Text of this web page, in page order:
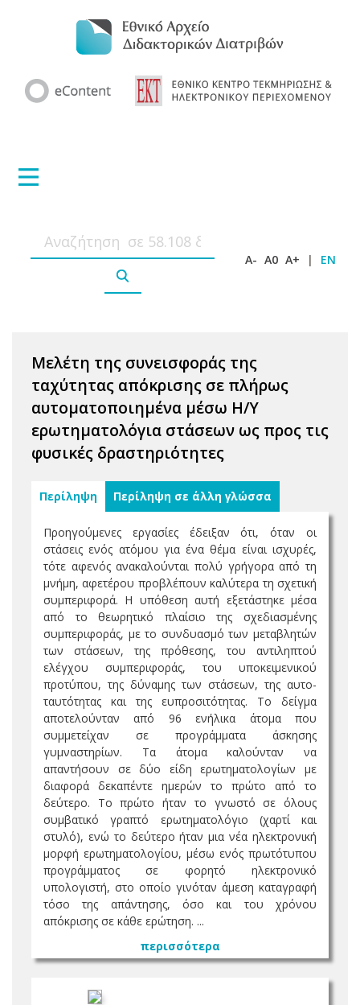
A- A0 A+ | EN
Μελέτη της συνεισφοράς της
ταχύτητας απόκρισης σε πλήρως
αυτοματοποιημένα μέσω Η/Υ
ερωτηματολόγια στάσεων ως προς τις
φυσικές δραστηριότητες
Περίληψη Περίληψη σε άλλη γλώσσα
Προηγούμενες εργασίες έδειξαν ότι, όταν οι
στάσεις ενός ατόμου για ένα θέμα είναι ισχυρές,
τότε αφενός ανακαλούνται πολύ γρήγορα από τη
μνήμη, αφετέρου προβλέπουν καλύτερα τη σχετική
συμπεριφορά. Η υπόθεση αυτή εξετάστηκε μέσα
από το θεωρητικό πλαίσιο της σχεδιασμένης
συμπεριφοράς, με το συνδυασμό των μεταβλητών
των στάσεων, της πρόθεσης, του αντιληπτού
ελέγχου συμπεριφοράς, του υποκειμενικού
προτύπου, της δύναμης των στάσεων, της αυτο-
ταυτότητας και της ευπροσιτότητας. Το δείγμα
αποτελούνταν από 96 ενήλικα άτομα που
συμμετείχαν σε προγράμματα άσκησης
γυμναστηρίων. Τα άτομα καλούνταν να
απαντήσουν σε δύο είδη ερωτηματολογίων με
διαφορά δεκαπέντε ημερών το πρώτο από το
δεύτερο. Το πρώτο ήταν το γνωστό σε όλους
συμβατικό γραπτό ερωτηματολόγιο (χαρτί και
στυλό), ενώ το δεύτερο ήταν μια νέα ηλεκτρονική
μορφή ερωτηματολογίου, μέσω ενός πρωτότυπου
προγράμματος σε φορητό ηλεκτρονικό
υπολογιστή, στο οποίο γινόταν άμεση καταγραφή
τόσο της απάντησης, όσο και του χρόνου
απόκρισης σε κάθε ερώτηση. ...
περισσότερα